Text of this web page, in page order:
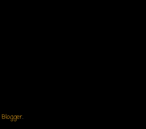
Blogger.